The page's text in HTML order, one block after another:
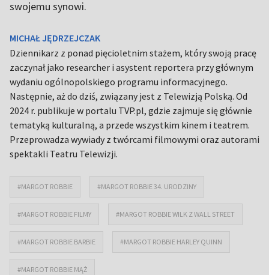
swojemu synowi.
MICHAŁ JĘDRZEJCZAK
Dziennikarz z ponad pięcioletnim stażem, który swoją pracę
zaczynał jako researcher i asystent reportera przy głównym
wydaniu ogólnopolskiego programu informacyjnego.
Następnie, aż do dziś, związany jest z Telewizją Polską. Od
2024 r. publikuje w portalu TVP.pl, gdzie zajmuje się głównie
tematyką kulturalną, a przede wszystkim kinem i teatrem.
Przeprowadza wywiady z twórcami filmowymi oraz autorami
spektakli Teatru Telewizji.
#MARGOT ROBBIE #MARGOT ROBBIE 34. URODZINY
#MARGOT ROBBIE FILMY #MARGOT ROBBIE WILK Z WALL STREET
#MARGOT ROBBIE BARBIE #MARGOT ROBBIE HARLEY QUINN
#MARGOT ROBBIE MĄŻ